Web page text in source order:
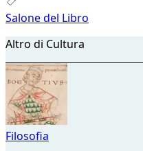
Salone del Libro
Altro di Cultura
Filosofia